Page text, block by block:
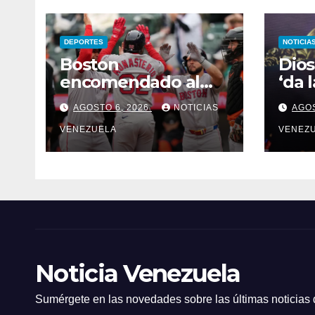
DEPORTES
Boston
encomendado al
poder de los criollos
AGOSTO 6, 2026 NOTICIAS
VENEZUELA
‘da
Noticia Venezuela
Sumérgete en las novedades sobre las últimas noticias